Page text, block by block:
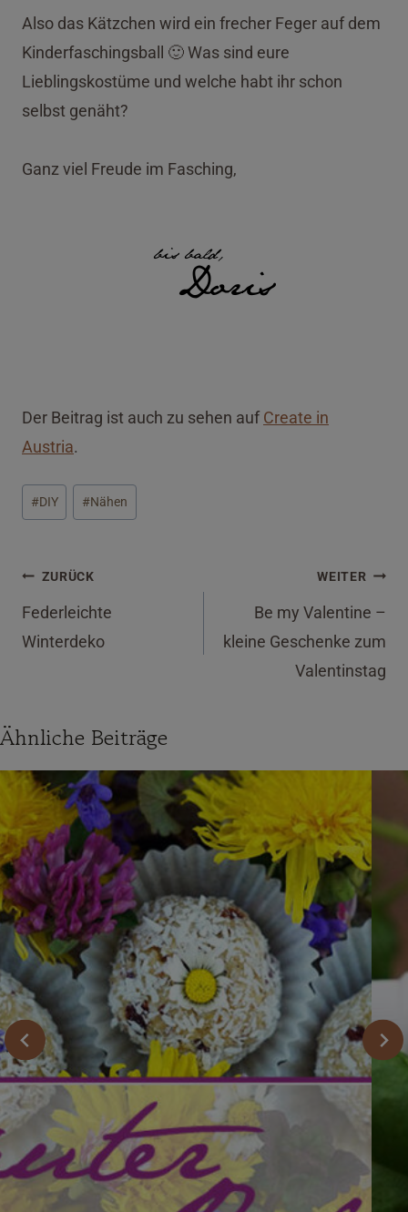
Also das Kätzchen wird ein frecher Feger auf dem
Kinderfaschingsball 🙂 Was sind eure
Lieblingskostüme und welche habt ihr schon
selbst genäht?
Ganz viel Freude im Fasching,
Der Beitrag ist auch zu sehen auf Create in
Austria.
Schlagworte:
#DIY #Nähen
Beitragsnavigation
ZURÜCK
Federleichte
Winterdeko
WEITER
Be my Valentine –
kleine Geschenke zum
Valentinstag
Ähnliche Beiträge